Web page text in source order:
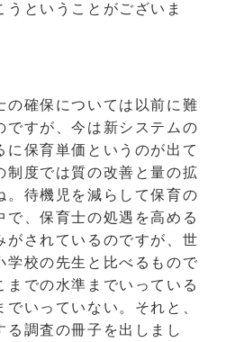
うということがございま
確保については以前に難
ですが、今は新システムの
に保育単価というのが出て
制度では質の改善と量の拡
。待機児を減らして保育の
で、保育士の処遇を高める
がされているのですが、世
学校の先生と比べるもので
までの水準までいっている
いっていない。それと、
る調査の冊子を出しまし